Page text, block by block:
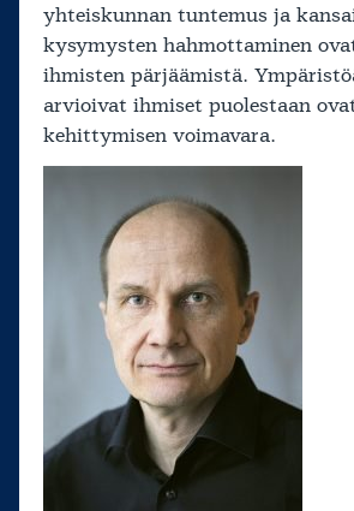
yhteiskunnan tuntemus ja
kysymysten hahmottaminen
ihmisten pärjäämistä.
arvioivat ihmiset puolestaan
kehittymisen voimavara.